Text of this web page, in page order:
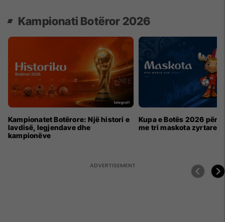
Kampionati Botëror 2026
Kampionatet Botërore: Një histori e
lavdisë, legjendave dhe
kampionëve
Kupa e Botës 2026 për
me tri maskota zyrtare